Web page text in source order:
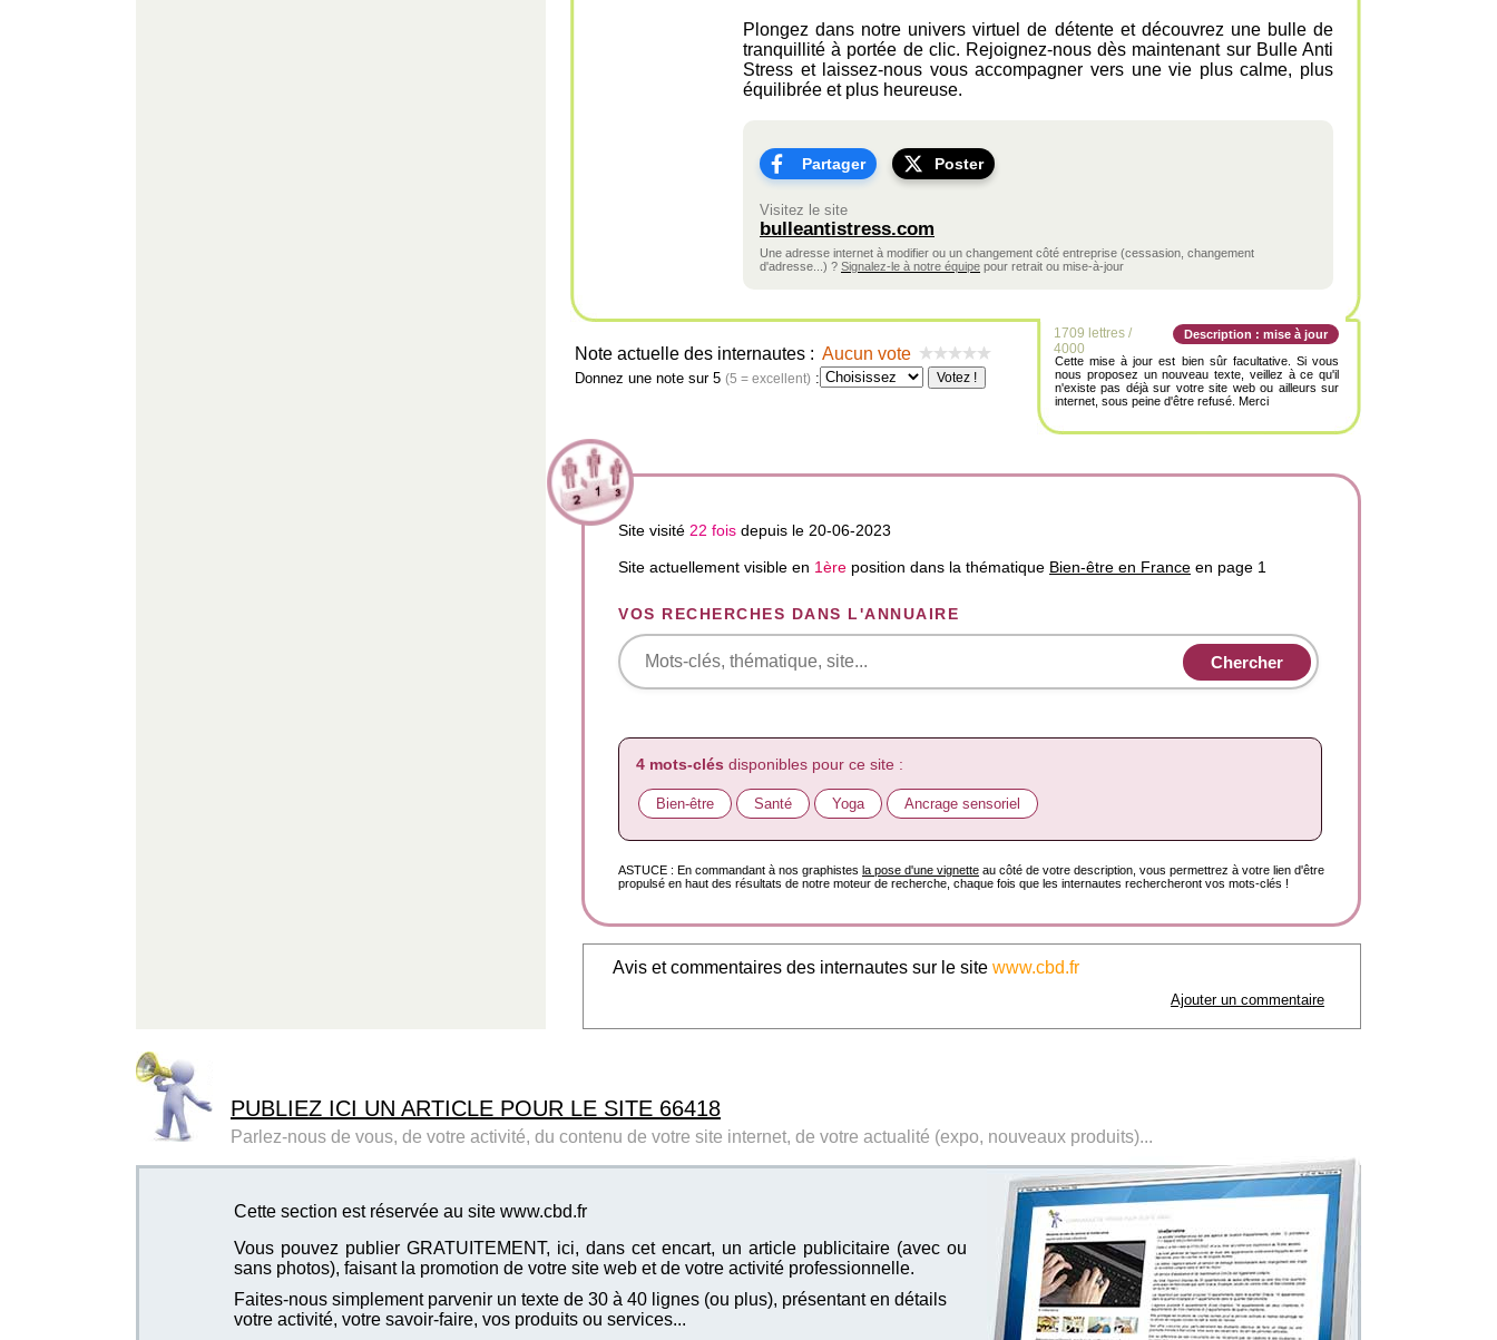
Plongez dans notre univers virtuel de détente et découvrez une bulle de
tranquillité à portée de clic. Rejoignez-nous dès maintenant sur Bulle Anti
Stress et laissez-nous vous accompagner vers une vie plus calme, plus
équilibrée et plus heureuse.
Partager Poster
Visitez le site
bulleantistress.com
Une adresse internet à modifier ou un changement côté entreprise (cessasion, changement
d'adresse...) ? Signalez-le à notre équipe pour retrait ou mise-à-jour
Note actuelle des internautes : Aucun vote
Donnez une note sur 5 (5 = excellent) :
1709 lettres /
4000
Description : mise à jour
Cette mise à jour est bien sûr facultative. Si vous
nous proposez un nouveau texte, veillez à ce qu'il
n'existe pas déjà sur votre site web ou ailleurs sur
internet, sous peine d'être refusé. Merci
Site visité 22 fois depuis le 20-06-2023
Site actuellement visible en 1ère position dans la thématique Bien-être en France en page 1
VOS RECHERCHES DANS L'ANNUAIRE
4 mots-clés disponibles pour ce site :
Bien-être Santé Yoga Ancrage sensoriel
ASTUCE : En commandant à nos graphistes la pose d'une vignette au côté de votre description, vous permettrez à votre lien d'être
propulsé en haut des résultats de notre moteur de recherche, chaque fois que les internautes rechercheront vos mots-clés !
Avis et commentaires des internautes sur le site www.cbd.fr
Ajouter un commentaire
PUBLIEZ ICI UN ARTICLE POUR LE SITE 66418
Parlez-nous de vous, de votre activité, du contenu de votre site internet, de votre actualité (expo, nouveaux produits)...
Cette section est réservée au site www.cbd.fr
Vous pouvez publier GRATUITEMENT, ici, dans cet encart, un article publicitaire (avec ou
sans photos), faisant la promotion de votre site web et de votre activité professionnelle.
Faites-nous simplement parvenir un texte de 30 à 40 lignes (ou plus), présentant en détails
votre activité, votre savoir-faire, vos produits ou services...